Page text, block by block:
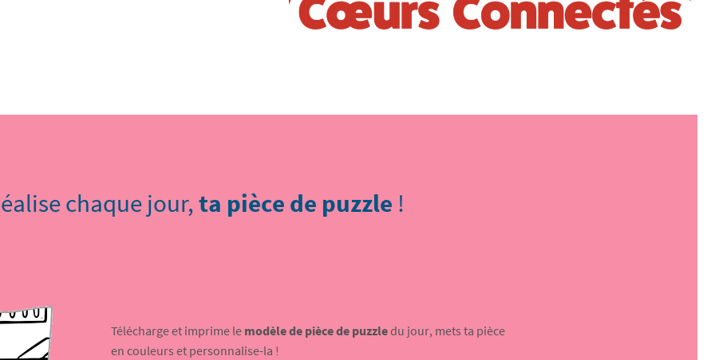
chaque jour,ta pièce de puzzle !
Télécharge et imprime le modèle de pièce de puzzledu jour, mets ta pièce
en couleurs et personnalise-la !